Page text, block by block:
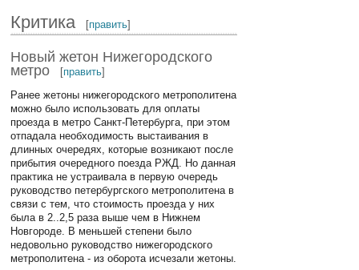
Критика [править]
Новый жетон Нижегородского
метро
[править]
Ранее жетоны нижегородского метрополитена
можно было использовать для оплаты
проезда в метро Санкт-Петербурга, при этом
отпадала необходимость выстаивания в
длинных очередях, которые возникают после
прибытия очередного поезда РЖД. Но данная
практика не устраивала в первую очередь
руководство петербургского метрополитена в
связи с тем, что стоимость проезда у них
была в 2..2,5 раза выше чем в Нижнем
Новгороде. В меньшей степени было
недовольно руководство нижегородского
метрополитена - из оборота исчезали жетоны.